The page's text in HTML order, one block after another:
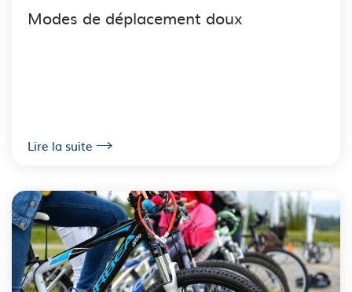
Modes de déplacement doux
Lire la suite